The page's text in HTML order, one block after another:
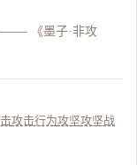
——
《墨子·非攻
攻击行为攻坚攻坚战